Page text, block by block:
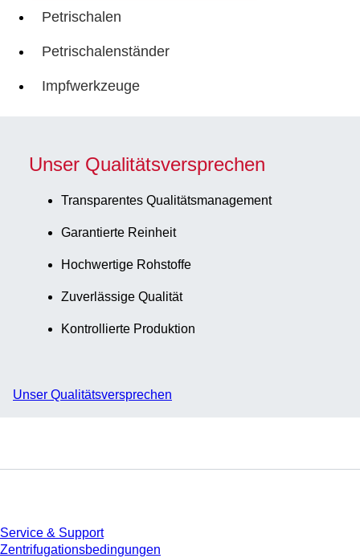
Petrischalen
Petrischalenständer
Impfwerkzeuge
Unser Qualitätsversprechen
Transparentes Qualitätsmanagement
Garantierte Reinheit
Hochwertige Rohstoffe
Zuverlässige Qualität
Kontrollierte Produktion
Unser Qualitätsversprechen
Service & Support
Zentrifugationsbedingungen